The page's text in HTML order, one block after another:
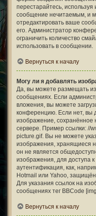
перестарайтесь, используя
сообщение нечитаемым, и
отредактировать ваше
его. Администратор
ограничить количество
использовать в сообщении.
Вернуться к началу
Могу ли я добавлять
Да, вы можете размещать
сообщениях. Если
вложения, вы можете
конференцию. Если нет, вы
изображение, сохранённое
сервере. Пример ссылки: //
picture.gif. Вы не можете
изображения, хранящиеся
он не является
изображения, для доступа
аутентификация, как,
Hotmail или Yahoo,
Для указания ссылок на
сообщениях тег BBCode
Вернуться к началу